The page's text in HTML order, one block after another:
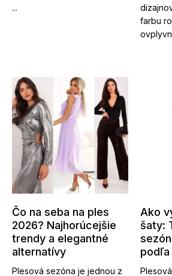
...
farbu
Čo na seba na ples
2026? Najhorúcejšie
trendy a elegantné
alternatívy
Plesová sezóna je jednou z
Ako
šaty: